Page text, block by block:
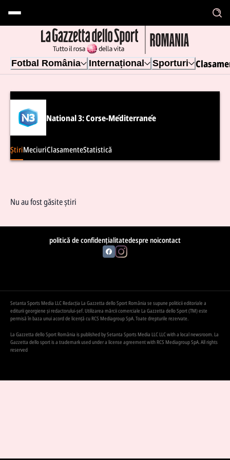
Fotbal România Internațional Sporturi
National 3: Corse-Méditerranée
ȘtiriMeciuriClasamenteStatistică
Nu au fost găsite știri
politică de confidențialitatedespre noicontact
Setanta Sports Media LLC Redacția La Gazzetta dello Sport România se supune politicii editoriale a
editurii georgiene și redactorului-șef. Utilizarea mărcii comerciale La Gazzetta dello Sport (TM) este
permisă în baza unui acord de licență cu RCS Mediagroup SpA. Toate drepturile rezervate.
La Gazzetta dello Sport România is published by Setanta Sports Media LLC LLC with a local newsroom. La
Gazzetta dello sport is a trademark used under a license agreement with RCS Mediagroup SpA. All rights
reserved